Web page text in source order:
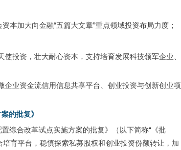
本加大向金融“五篇大文章”重点领域投资布局力度；
投资，壮大耐心资本，支持培育发展科技领军企业、
企业资金流信用信息共享平台、创业投资与创新创业项
的批复》
综合改革试点实施方案的批复》（以下简称“《批
育平台，稳慎探索私募股权和创业投资份额转让，加